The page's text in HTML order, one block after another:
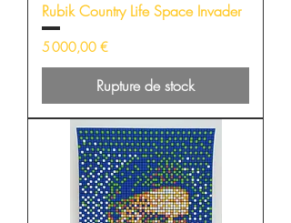
Rubik Country Life Space Invader
Prix
5 000,00 €
Rupture de stock